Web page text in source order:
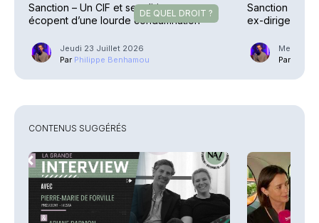
DE QUEL DROIT ?
Sanction – Un CIF et ses dirigeants
écopent d’une lourde condamnation
Jeudi 23 Juillet 2026
Par Philippe Benhamou
Sanction –
ex-dirigeants
Mercredi
Par
CONTENUS SUGGÉRÉS